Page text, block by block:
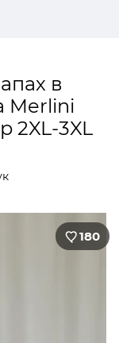
в
Merlini
2XL-3XL
180